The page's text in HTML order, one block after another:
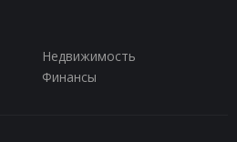
Недвижимость
Финансы